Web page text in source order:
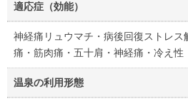
適応症（効能）
神経痛リュウマチ・病後回復ストレス
痛・筋肉痛・五十肩・神経痛・冷え性
温泉の利用形態